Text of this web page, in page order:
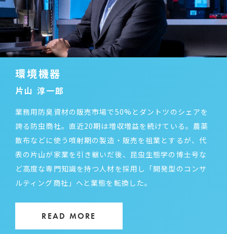
環境機器
片山 淳一郎
業務用防臭資材の販売市場で50%とダントツのシェアを
誇る防虫商社。直近20期は増収増益を続けている。農薬
散布などに使う噴射期の製造・販売を祖業とするが、代
表の片山が家業を引き継いだ後、昆虫生態学の博士号な
ど高度な専門知識を持つ人材を採用し「開発型のコンサ
ルティング商社」へと業態を転換した。
READ MORE